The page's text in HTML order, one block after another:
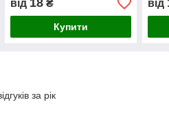
від 18₴
Купити
від
за рік